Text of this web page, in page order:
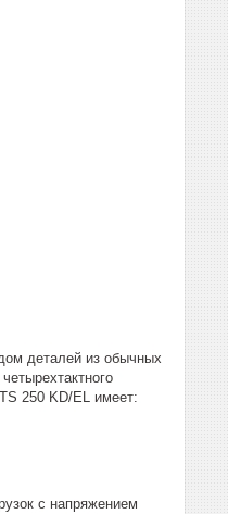
деталей из обычных
250 KD/EL имеет:
с напряжением